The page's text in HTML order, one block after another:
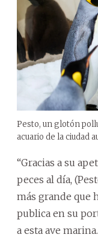
Pesto, un glotón
acuario de la ciudad
“Gracias a su
peces al día,
más grande que
publica en su
a esta ave marina.